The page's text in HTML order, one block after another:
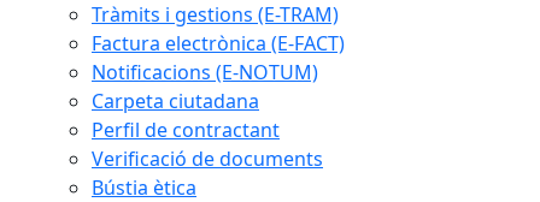
Tràmits i gestions (E-TRAM)
Factura electrònica (E-FACT)
Notificacions (E-NOTUM)
Carpeta ciutadana
Perfil de contractant
Verificació de documents
Bústia ètica